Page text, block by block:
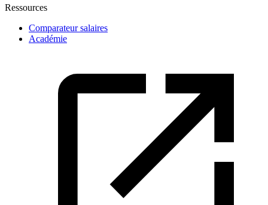
Ressources
Comparateur salaires
Académie